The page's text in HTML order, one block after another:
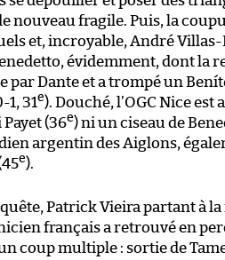
nouveau fragile. Puis, la
et, incroyable, André Villas-
évidemment, dont la
par Dante et a trompé un
31e). Douché, l’OGC Nice est
(36e) ni un ciseau de
argentin des Aiglons,
e).
Patrick Vieira partant à
français a retrouvé en
coup multiple : sortie de